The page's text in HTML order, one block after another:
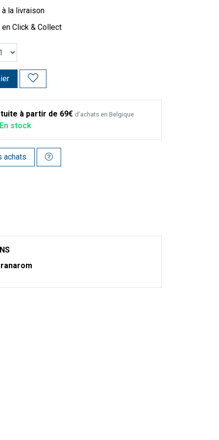
la livraison
Click & Collect
à partir de 69€ d’achats en Belgique
En stock
achats